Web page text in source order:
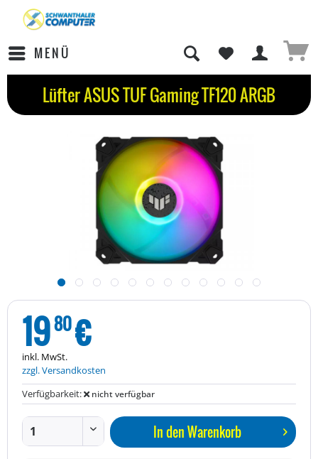
MENÜ
Lüfter ASUS TUF Gaming TF120 ARGB
1980€
inkl. MwSt.
zzgl. Versandkosten
Verfügbarkeit:
nicht verfügbar
In denWarenkorb